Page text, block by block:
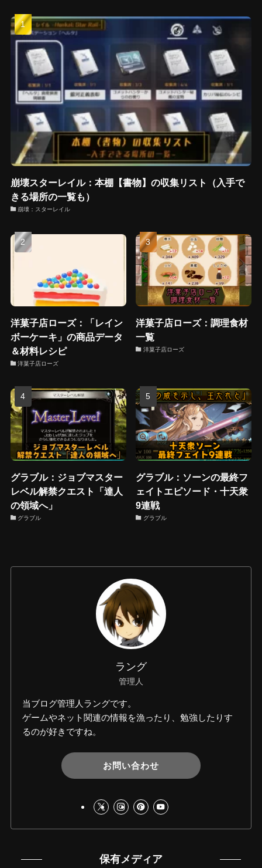
崩壊スターレイル：本棚【書物】の収集リスト（入手で
きる場所の一覧も）
崩壊：スターレイル
洋菓子店ローズ：「レイン
ボーケーキ」の商品データ
＆材料レシピ
洋菓子店ローズ
洋菓子店ローズ：調理食材
一覧
洋菓子店ローズ
グラブル：ジョブマスター
レベル解禁クエスト「達人
の領域へ」
グラブル
グラブル：ソーンの最終フ
ェイトエピソード・十天衆
9連戦
グラブル
ラング
管理人
当ブログ管理人ラングです。
ゲームやネット関連の情報を漁ったり、勉強したりす
るのが好きですね。
お問い合わせ
保有メディア